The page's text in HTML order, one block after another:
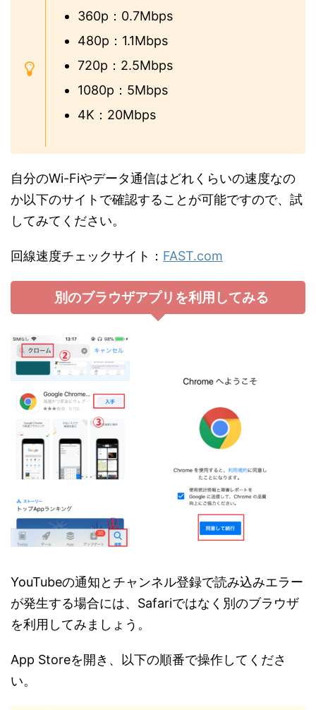
360p：0.7Mbps
480p：1.1Mbps
720p：2.5Mbps
1080p：5Mbps
4K：20Mbps
自分のWi-Fiやデータ通信はどれくらいの速度なの
か以下のサイトで確認することが可能ですので、試
してみてください。
回線速度チェックサイト： FAST.com
別のブラウザアプリを利用してみる
YouTubeの通知とチャンネル登録で読み込みエラー
が発生する場合には、Safariではなく別のブラウザ
を利用してみましょう。
App Storeを開き、以下の順番で操作してくださ
い。